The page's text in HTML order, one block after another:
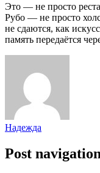
Это — не просто
Рубо — не просто
не сдаются, как
память передаётся
Надежда
Post navigation